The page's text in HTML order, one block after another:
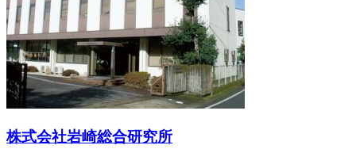
株式会社岩崎総合研究所